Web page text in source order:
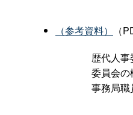
（参考資料）
（
歴代人
委員会の
事務局職